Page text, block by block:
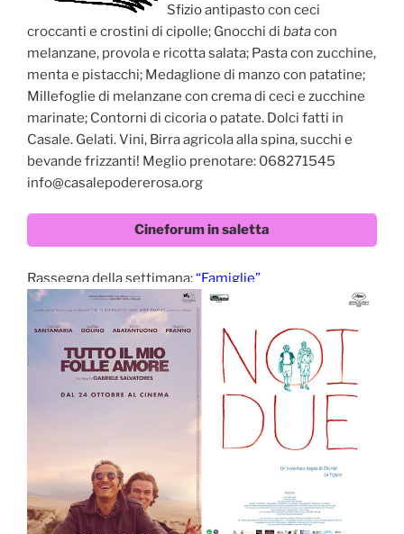
Sfizio antipasto con ceci
croccanti e crostini di cipolle; Gnocchi di batacon
melanzane, provola e ricotta salata; Pasta con zucchine,
menta e pistacchi; Medaglione di manzo con patatine;
Millefoglie di melanzane con crema di ceci e zucchine
marinate; Contorni di cicoria o patate. Dolci fatti in
Casale. Gelati. Vini, Birra agricola alla spina, succhi e
bevande frizzanti! Meglio prenotare: 068271545
info@casalepodererosa.org
Cineforum in saletta
Rassegna della settimana:“Famiglie”